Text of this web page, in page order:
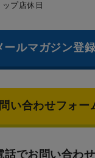
プ店休日
ールマガジン登録
い合わせフォー
話でお問い合わせ